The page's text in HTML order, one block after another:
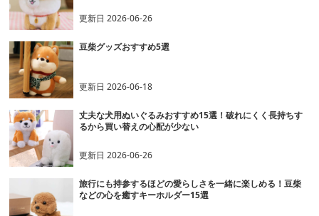
更新日2026-06-26
豆柴グッズおすすめ5選
更新日2026-06-18
丈夫な犬用ぬいぐるみおすすめ15選！破れにくく長持ちす
るから買い替えの心配が少ない
更新日2026-06-26
旅行にも持参するほどの愛らしさを一緒に楽しめる！豆柴
などの心を癒すキーホルダー15選